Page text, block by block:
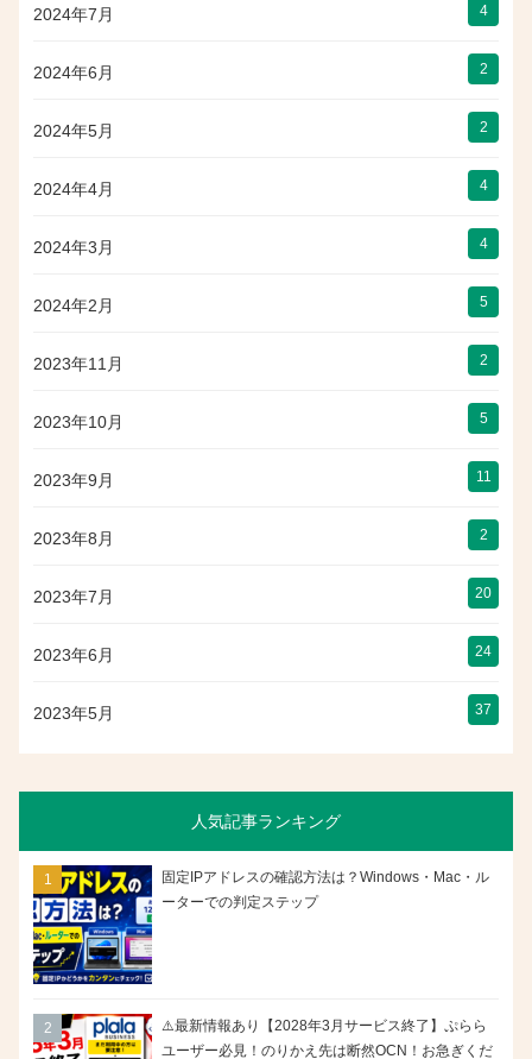
2024年7月 4
2024年6月 2
2024年5月 2
2024年4月 4
2024年3月 4
2024年2月 5
2023年11月 2
2023年10月 5
2023年9月 11
2023年8月 2
2023年7月 20
2023年6月 24
2023年5月 37
人気記事ランキング
固定IPアドレスの確認方法は？Windows・Mac・ル
ーターでの判定ステップ
⚠️最新情報あり【2028年3月サービス終了】ぷらら
ユーザー必見！のりかえ先は断然OCN！お急ぎくだ